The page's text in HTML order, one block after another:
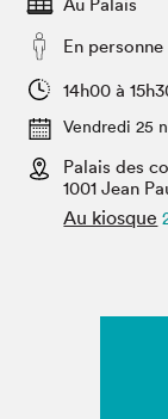
Espace
Espace
Espace
SLM PRO
Salon dans
Projets
En personne
14h00 à
Vendredi 25
Palais des
1001 Jean
Au kiosque